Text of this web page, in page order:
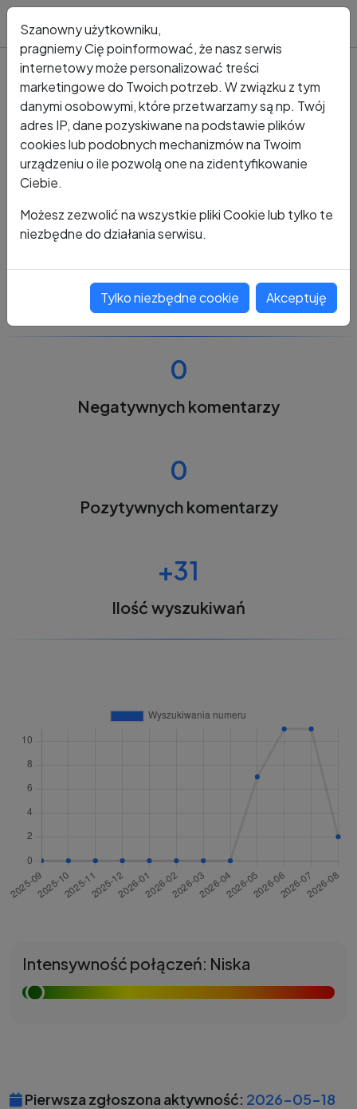
Kto dzwonił? Numer +48 692 428 799
+48 692 428 799
0
Negatywnych komentarzy
0
Pozytywnych komentarzy
+31
Ilość wyszukiwań
Intensywność połączeń: Niska
Pierwsza zgłoszona aktywność: 2026-05-18
Szanowny użytkowniku,
pragniemy Cię poinformować, że nasz serwis
internetowy może personalizować treści
marketingowe do Twoich potrzeb. W związku z tym
danymi osobowymi, które przetwarzamy są np. Twój
adres IP, dane pozyskiwane na podstawie plików
cookies lub podobnych mechanizmów na Twoim
urządzeniu o ile pozwolą one na zidentyfikowanie
Ciebie.
Możesz zezwolić na wszystkie pliki Cookie lub tylko te
niezbędne do działania serwisu.
Tylko niezbędne cookie Akceptuję